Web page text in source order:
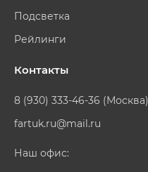
Подсветка
Рейлинги
Контакты
8 (930) 333-46-36 (Москва)
fartuk.ru@mail.ru
Наш офис: